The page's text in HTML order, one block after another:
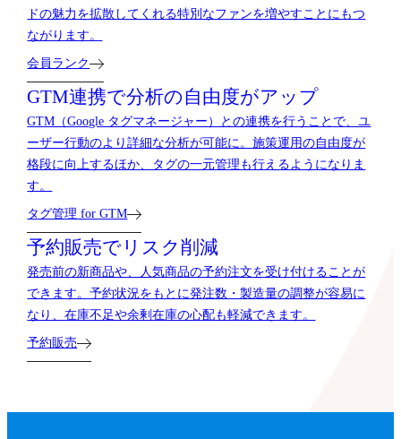
ドの魅力を拡散してくれる特別なファンを増やすことにもつ
ながります。
会員ランク
GTM連携で分析の自由度がアップ
GTM（Google タグマネージャー）との連携を行うことで、ユ
ーザー行動のより詳細な分析が可能に。施策運用の自由度が
格段に向上するほか、タグの一元管理も行えるようになりま
す。
タグ管理 for GTM
予約販売でリスク削減
発売前の新商品や、人気商品の予約注文を受け付けることが
できます。予約状況をもとに発注数・製造量の調整が容易に
なり、在庫不足や余剰在庫の心配も軽減できます。
予約販売